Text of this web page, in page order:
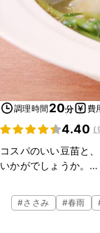
調理時間 20分 費
4.40 (
コスパのいい豆苗と
いかがでしょうか。
食べ応え抜群なので
忙しい時でも手軽に
ね。
#ささみ #春雨